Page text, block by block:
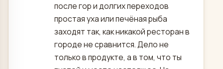
после гор и долгих переходов
простая уха или печёная рыба
заходят так, как никакой ресторан в
городе не сравнится. Дело не
только в продукте, а в том, что ты